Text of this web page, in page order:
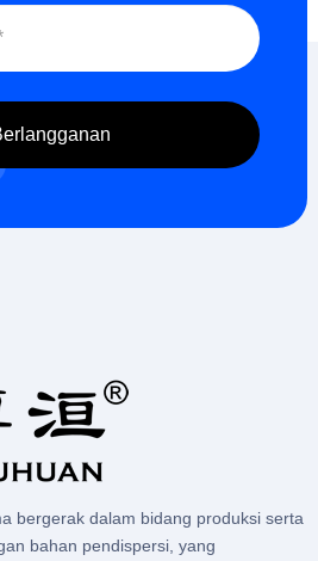
bergerak dalam bidang produksi serta
bahan pendispersi, yang